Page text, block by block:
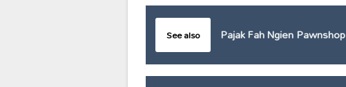
See also Pajak Fah Ngien Pawnshop